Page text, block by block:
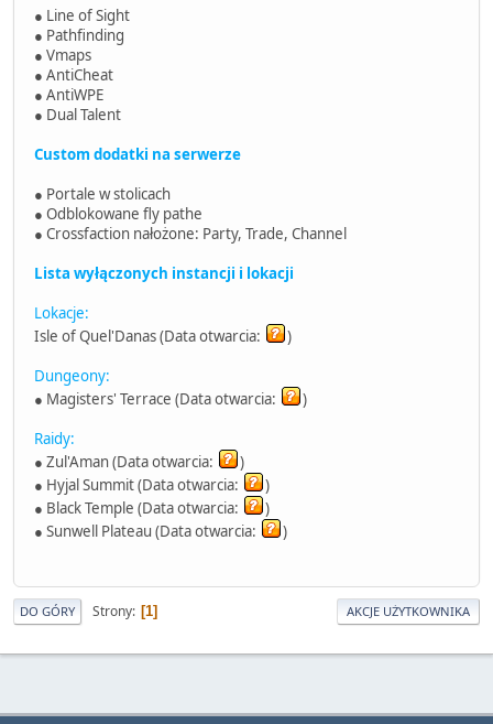
● Line of Sight
● Pathfinding
● Vmaps
● AntiCheat
● AntiWPE
● Dual Talent
Custom dodatki na serwerze
● Portale w stolicach
● Odblokowane fly pathe
● Crossfaction nałożone: Party, Trade, Channel
Lista wyłączonych instancji i lokacji
Lokacje:
Isle of Quel'Danas (Data otwarcia:
)
Dungeony:
● Magisters' Terrace (Data otwarcia:
)
Raidy:
● Zul'Aman (Data otwarcia:
)
● Hyjal Summit (Data otwarcia:
)
● Black Temple (Data otwarcia:
)
● Sunwell Plateau (Data otwarcia:
)
DO GÓRY Strony 1 AKCJE UŻYTKOWNIKA